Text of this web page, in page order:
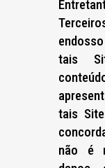
tais
tais
não é